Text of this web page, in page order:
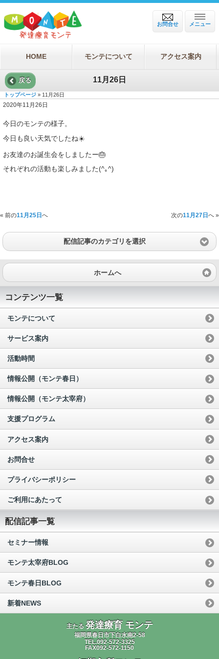
メニュー
お問合せ
HOME モンテについて アクセス案内
戻る 11月26日
トップページ » 11月26日
2020年11月26日
今日のモンテの様子。
今日も良い天気でしたね☀️
お友達のお誕生会をしましたー🎂
それぞれの活動も楽しみました(^｡^)
« 前の11月25日 へ 次の11月27日 へ »
配信記事のカテゴリを選択
ホームへ
コンテンツ一覧
モンテについて
サービス案内
活動時間
情報公開（モンテ春日）
情報公開（モンテ太宰府）
支援プログラム
アクセス案内
お問合せ
プライバシーポリシー
ご利用にあたって
配信記事一覧
セミナー情報
モンテ太宰府BLOG
モンテ春日BLOG
新着NEWS
主たる 発達療育 モンテ
福岡県春日市下白水南2-58
TEL.092-572-3325
FAX092-572-1150